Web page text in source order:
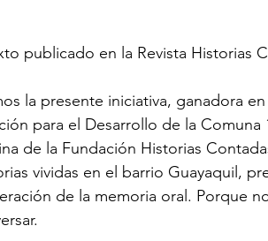
publicado en la Revista Historias
la presente iniciativa, ganadora
para el Desarrollo de la Comuna
de la Fundación Historias
vividas en el barrio Guayaquil,
de la memoria oral. Porque